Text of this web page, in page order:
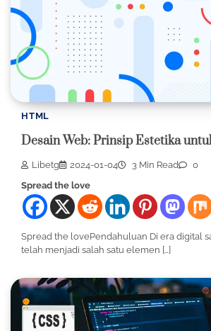
HTML
Desain Web: Prinsip Estetika
Libetg 2024-01-04 3 Min Read
0
Spread the love
Spread the lovePendahuluan Di era digital
telah menjadi salah satu elemen […]